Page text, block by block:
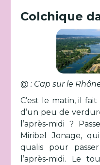
Colchique
@ : Cap sur le
C’est le matin, il
d’un peu de
l’après-midi ?
Miribel Jonage,
qualis pour
l’après-midi. Le